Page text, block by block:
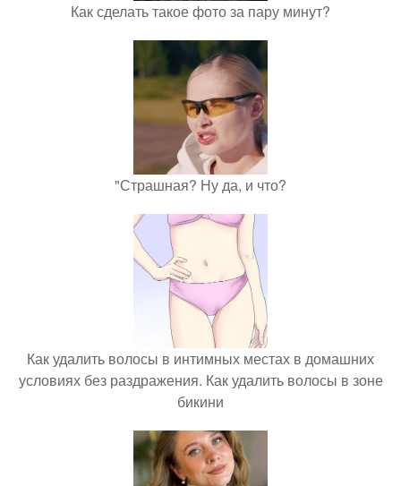
Как сделать такое фото за пару минут?
"Страшная? Ну да, и что?
Как удалить волосы в интимных местах в домашних
условиях без раздражения. Как удалить волосы в зоне
бикини